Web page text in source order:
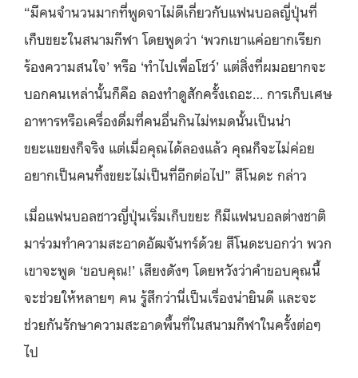
“มีคนจำนวนมากที่พูดจาไม่ดีเกี่ยวกับแฟนบอลญี่ปุ่นที่
เก็บขยะในสนามกีฬา โดยพูดว่า ‘พวกเขาแค่อยากเรียก
ร้องความสนใจ’ หรือ ‘ทำไปเพื่อโชว์’ แต่สิ่งที่ผมอยากจะ
บอกคนเหล่านั้นก็คือ ลองทำดูสักครั้งเถอะ… การเก็บเศษ
อาหารหรือเครื่องดื่มที่คนอื่นกินไม่หมดนั้นเป็นน่า
ขยะแขยงก็จริง แต่เมื่อคุณได้ลองแล้ว คุณก็จะไม่ค่อย
อยากเป็นคนทิ้งขยะไม่เป็นที่อีกต่อไป” สึโนดะ กล่าว
เมื่อแฟนบอลชาวญี่ปุ่นเริ่มเก็บขยะ ก็มีแฟนบอลต่างชาติ
มาร่วมทำความสะอาดอัฒจันทร์ด้วย สึโนดะบอกว่า พวก
เขาจะพูด ‘ขอบคุณ!’ เสียงดังๆ โดยหวังว่าคำขอบคุณนี้
จะช่วยให้หลายๆ คน รู้สึกว่านี่เป็นเรื่องน่ายินดี และจะ
ช่วยกันรักษาความสะอาดพื้นที่ในสนามกีฬาในครั้งต่อๆ
ไป